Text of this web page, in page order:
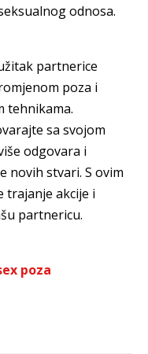
odnosa.
partnerice
poza i
tehnikama.
sa svojom
odgovara i
novih stvari. S ovim
trajanje akcije i
partnericu.
poza